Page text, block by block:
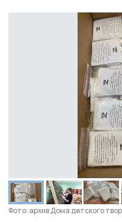
Фото: архив Дома детского